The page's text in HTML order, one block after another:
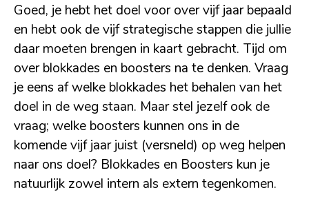
Goed, je hebt het doel voor over vijf jaar bepaald
en hebt ook de vijf strategische stappen die jullie
daar moeten brengen in kaart gebracht. Tijd om
over blokkades en boosters na te denken. Vraag
je eens af welke blokkades het behalen van het
doel in de weg staan. Maar stel jezelf ook de
vraag; welke boosters kunnen ons in de
komende vijf jaar juist (versneld) op weg helpen
naar ons doel? Blokkades en Boosters kun je
natuurlijk zowel intern als extern tegenkomen.